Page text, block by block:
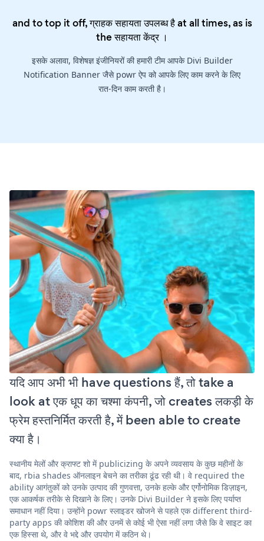
and to top it off, ग्राहक सहायता उपलब्ध है at all times, as is
theसहायता केंद्र।
इसके अलावा, विशेषज्ञ इंजीनियरों की हमारी टीम आपके Divi Builder
Notification Banner जैसे powr ऐप को आपके लिए काम करने के लिए
रात-दिन काम करती है।
यदि आप अभी भी have questions हैं, तो take a
look at एक धूप का चश्मा कंपनी, जो creates लकड़ी के
फ्रेम हस्तनिर्मित करती है, में been able to create
क्या है।
स्थानीय मेलों और क्राफ्ट शो में publicizing के अपने व्यवसाय के कुछ महीनों के
बाद, rbia shades ऑनलाइन बेचने का तरीका ढूंढ रही थी। वे required the
ability आगंतुकों को उनके उत्पाद की गुणवत्ता, उनके हल्के और एर्गोनोमिक डिज़ाइन,
एक आकर्षक तरीके से दिखाने के लिए। उनके Divi Builder ने इसके लिए पर्याप्त
समाधान नहीं दिया। उन्होंने powr स्लाइडर खोजने से पहले एक different third-
party apps की कोशिश की और उनमें से कोई भी ऐसा नहीं लगा जैसे कि वे साइट का
एक हिस्सा थे, और वे भद्दे और उपयोग में कठिन थे।